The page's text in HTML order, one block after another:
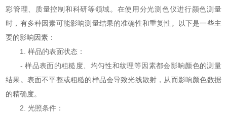
彩管理、质量控制和科研等领域。在使用分光测色仪进行颜色测量
时，有多种因素可能影响测量结果的准确性和重复性。以下是一些主
要的影响因素：
1. 样品的表面状态：
- 样品表面的粗糙度、均匀性和纹理等因素都会影响颜色的测量
结果。表面不平整或粗糙的样品会导致光线散射，从而影响颜色数据
的精确度。
2. 光照条件：